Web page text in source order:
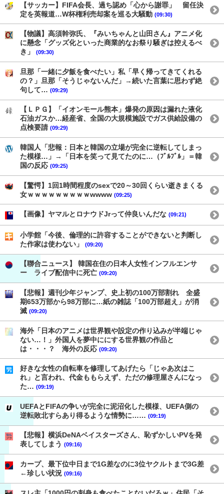
【サッカー】FIFA会長、過ち認め「心から謝罪」 留任決
定を英報道…W杯権利売却案を巡る大騒動 (09:30)
【物議】高須幹弥氏、『みいちゃんと山田さん』アニメ化
に懸念「グッズ化といった商業的なお祭り騒ぎは控えるべ
き」
(09:30)
旦那「一緒に夕飯を食べたい」私「早く帰ってきてくれる
の？」旦那「そうじゃないんだ」→続いた言葉に思わず絶
句して… (09:29)
【ＬＰＧ】「イオンモール熊本」爆発の原因は漏れた液化
石油ガスか…経産省、全国の大規模施設でガス供給設備の
点検要請 (09:29)
韓国人「悲報：日本と韓国の立場が完全に逆転してしまっ
た模様…」→「日本を笑って見てたのに…（ﾌﾞﾙﾌﾞﾙ」＝韓
国の反応 (09:25)
【驚愕】1回1時間程度のsexで20～30回くらい逝きまくる
女ｗｗｗｗｗｗｗｗｗwwww (09:25)
【画像】ヤマルとロナウドJrって仲良いんだな (09:21)
小学館「今後、倫理的に許容することができないと判断し
た作家は使わない」
(09:20)
【聯合ニュース】 韓国在住の日本人女性インフルエンサ
ー ライブ配信中に死亡 (09:20)
【悲報】週刊少年ジャンプ、史上初の100万部割れ 全盛
期653万部から98万部に…紙の雑誌「100万部超え」が消
滅 (09:20)
海外「日本のアニメは世界観や設定の作り込みが半端じゃ
ない…！」外国人を夢中ににする世界観の作品と
は・・・？ 海外の反応 (09:20)
好きな女性の自転車を修理してあげたら「じゃあ次はこ
れ」と言われ、代金ももらえず、ただの修理屋さんになっ
た… (09:19)
UEFAとFIFAの争いが完全に泥沼化した模様、UEFA側の
逆転敗北すらあり得るような情勢に…… (09:19)
【悲報】横浜DeNAベイスターズさん、恥ずかしいPVを発
表してしまう (09:16)
カープ、最下位中日まで1G差なのに3位ヤクルトまで3G差
←珍しい状況 (09:16)